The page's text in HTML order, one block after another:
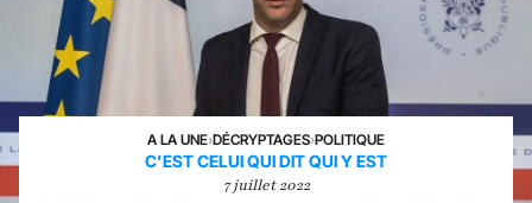
A LA UNE›DÉCRYPTAGES›POLITIQUE
C’EST CELUI QUI DIT QUI Y EST
7 juillet 2022